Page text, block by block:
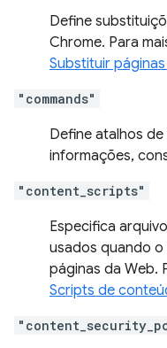
Define
Chrome. Para
Substituir
"commands"
Define atalhos
informações,
"content_scripts"
Especifica
usados quando
páginas da Web.
Scripts de